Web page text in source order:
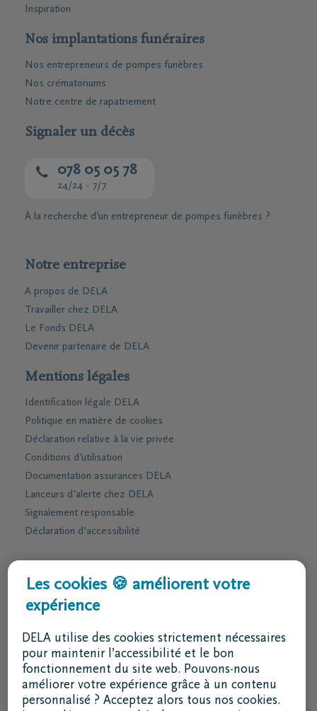
Inspiration
Nos implantations funéraires
Nos entrepreneurs de pompes funèbres
Nos crématoriums
Notre centre de rapatriement
Signaler un décès
078 05 05 78
24/24 - 7/7
À la recherche d’un entrepreneur de pompes funèbres ?
Notre entreprise
A propos de DELA
Travailler chez DELA
Le Fonds DELA
Devenir partenaire de DELA
Mentions légales
Identification légale DELA
Politique en matière de cookies
Déclaration relative à la vie privée
Conditions d'utilisation
Documentation assurances DELA
Lanceurs d'alerte chez DELA
Signalement responsable
Déclaration d’accessibilité
Services & contact
J'ai une question
Je souhaite une brochure par la poste
02 800 87 87
lu - ve 8h30 - 17h
Les cookies 🍪 améliorent votre
expérience
DELA utilise des cookies strictement nécessaires
pour maintenir l’accessibilité et le bon
fonctionnement du site web. Pouvons-nous
améliorer votre expérience grâce à un contenu
personnalisé ? Acceptez alors tous nos cookies.